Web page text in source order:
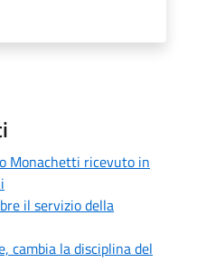
Monachetti ricevuto in
il servizio della
cambia la disciplina del